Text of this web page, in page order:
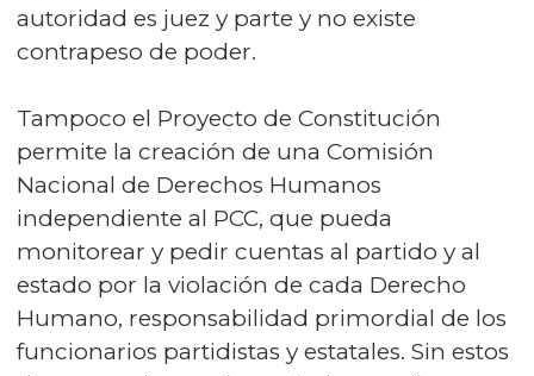
autoridad es juez y parte y no existe
contrapeso de poder.
Tampoco el Proyecto de Constitución
permite la creación de una Comisión
Nacional de Derechos Humanos
independiente al PCC, que pueda
monitorear y pedir cuentas al partido y al
estado por la violación de cada Derecho
Humano, responsabilidad primordial de los
funcionarios partidistas y estatales. Sin estos